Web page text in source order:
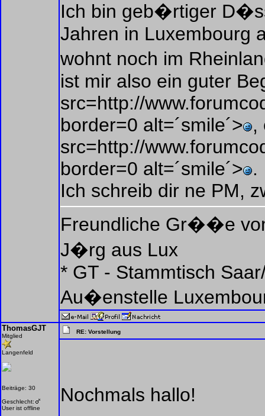
Ich bin geb�rtiger
Jahren in Luxembourg
wohnt noch im
ist mir also ein guter
src=http://
border=0 alt=´smile´> ,
src=http://
border=0 alt=´smile´> .
Ich schreib dir ne PM,
Freundliche Gr��e
J�rg aus Lux
* GT - Stammtisch
Au�enstelle
ThomasGJT
Mitglied
Langenfeld
Beiträge: 30
Geschlecht:
User ist offline
RE: Vorstellung
Nochmals hallo!